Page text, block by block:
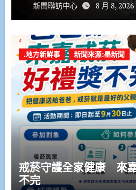
新聞聯訪中心 8 月 8, 2026
.地方新鮮事 新聞來源:墨新聞
戒菸守護全家健康 來
不完